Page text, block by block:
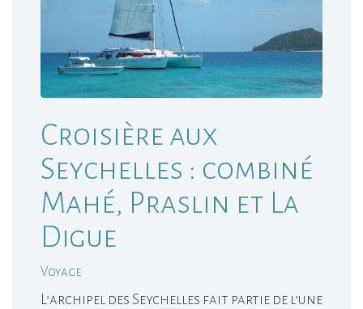
Croisière aux
Seychelles : combiné
Mahé, Praslin et La
Digue
Voyage
L’archipel des Seychelles fait partie de l’une